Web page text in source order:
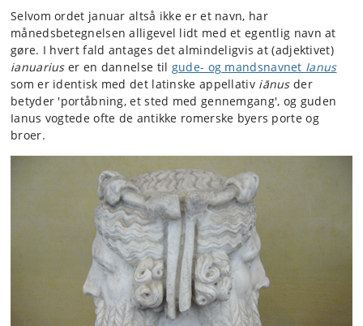
Selvom ordet januar altså ikke er et navn, har
månedsbetegnelsen alligevel lidt med et egentlig navn at
gøre. I hvert fald antages det almindeligvis at (adjektivet)
ianuariuser en dannelse til gude- og mandsnavnet Ianus
som er identisk med det latinske appellativ iānusder
betyder 'portåbning, et sted med gennemgang', og guden
Ianus vogtede ofte de antikke romerske byers porte og
broer.